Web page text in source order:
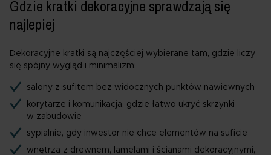
Gdzie kratki dekoracyjne sprawdzają się
najlepiej
Dekoracyjne kratki są najczęściej wybierane tam, gdzie liczy
się spójny wygląd i minimalizm:
salony z sufitem bez widocznych punktów nawiewnych
korytarze i komunikacja, gdzie łatwo ukryć skrzynki
w zabudowie
sypialnie, gdy inwestor nie chce elementów na suficie
wnętrza z drewnem, lamelami i ścianami dekoracyjnymi,